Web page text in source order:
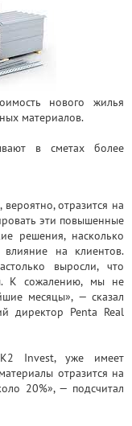
нового жилья
материалов.
в сметах более
отразится на
эти повышенные
решения, насколько
на клиентов.
выросли, что
К сожалению, мы не
месяцы», — сказал
директор Penta Real
Invest, уже имеет
отразится на
20%», — подсчитал